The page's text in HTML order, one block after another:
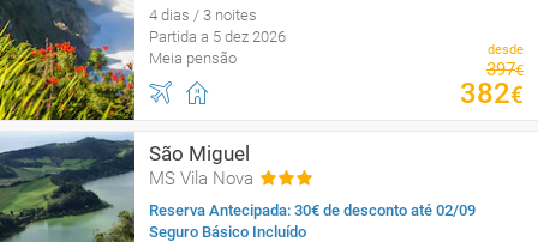
4 dias / 3 noites
Partida a 5 dez 2026
Meia pensão
desde
397€
382€
São Miguel
MS Vila Nova
Reserva Antecipada: 30€ de desconto até 02/09
Seguro Básico Incluído